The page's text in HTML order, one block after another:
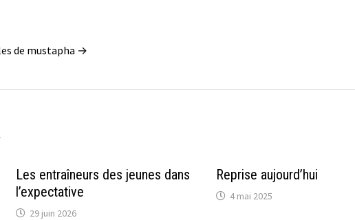
de mustapha →
Les entraîneurs des jeunes dans
l’expectative
29 juin 2026
Reprise aujourd’hui
4 mai 2025